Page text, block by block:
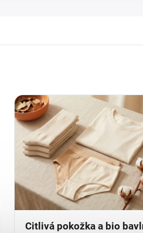
Citlivá pokožka a bio